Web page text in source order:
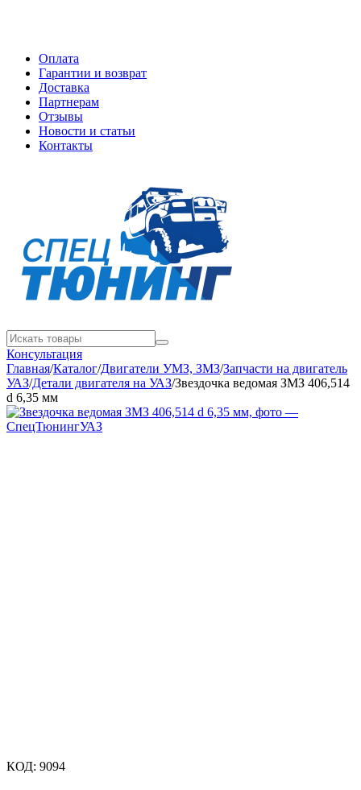
Оплата
Гарантии и возврат
Доставка
Партнерам
Отзывы
Новости и статьи
Контакты
Консультация
Главная/Каталог/Двигатели УМЗ, ЗМЗ/Запчасти на двигатель
УАЗ/Детали двигателя на УАЗ/Звездочка ведомая ЗМЗ 406,514
d 6,35 мм
КОД: 9094